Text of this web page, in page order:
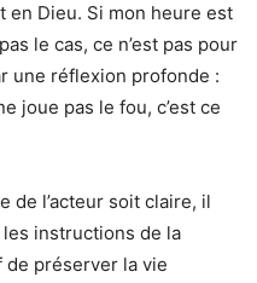
en Dieu. Si mon heure est
le cas, ce n’est pas pour
une réflexion profonde :
joue pas le fou, c’est ce
de l’acteur soit claire, il
instructions de la
préserver la vie